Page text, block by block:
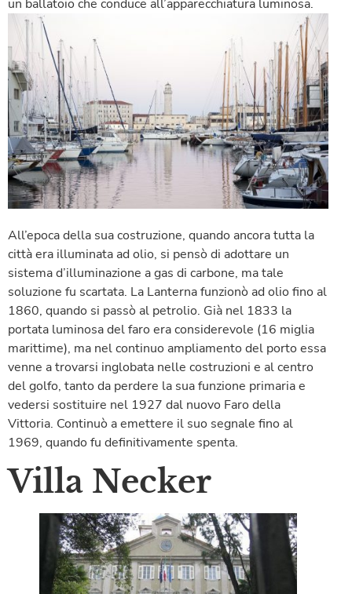
un ballatoio che conduce all’apparecchiatura luminosa.
All’epoca della sua costruzione, quando ancora tutta la
città era illuminata ad olio, si pensò di adottare un
sistema d’illuminazione a gas di carbone, ma tale
soluzione fu scartata. La Lanterna funzionò ad olio fino al
1860, quando si passò al petrolio. Già nel 1833 la
portata luminosa del faro era considerevole (16 miglia
marittime), ma nel continuo ampliamento del porto essa
venne a trovarsi inglobata nelle costruzioni e al centro
del golfo, tanto da perdere la sua funzione primaria e
vedersi sostituire nel 1927 dal nuovo Faro della
Vittoria. Continuò a emettere il suo segnale fino al
1969, quando fu definitivamente spenta.
Villa Necker